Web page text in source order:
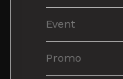
Event
Promo